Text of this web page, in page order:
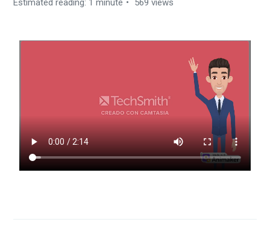
Estimated reading: 1 minute 569 views